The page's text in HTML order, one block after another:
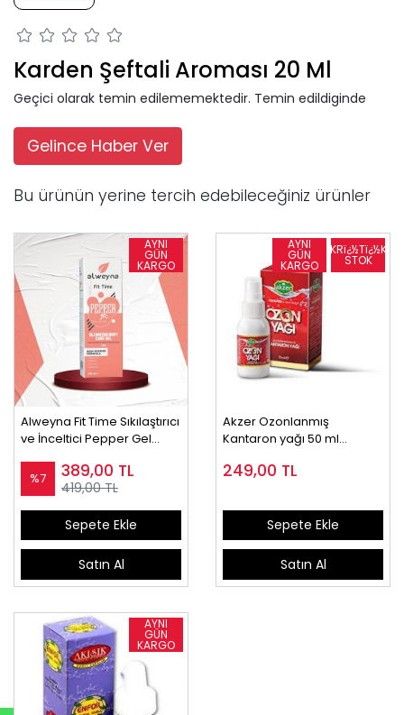
Karden Şeftali Aroması 20 Ml
Geçici olarak temin edilememektedir. Temin edildiginde
Gelince Haber Ver
Bu ürünün yerine tercih edebileceğiniz ürünler
Alweyna Fit Time Sıkılaştırıcı
ve İnceltici Pepper Gel
%7
389,00 TL
419,00 TL
Sepete Ekle
Satın Al
Akzer Ozonlanmış
Kantaron yağı 50 ml
249,00 TL
Sepete Ekle
Satın Al